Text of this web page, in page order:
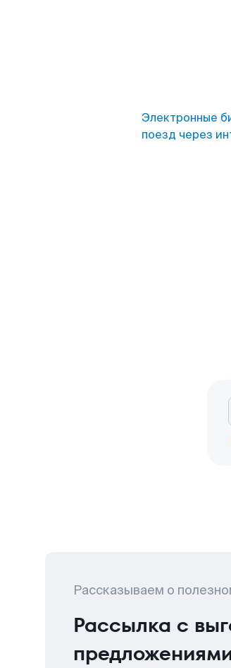
Электронные
поезд через
Рассказываем о
Рассылка с